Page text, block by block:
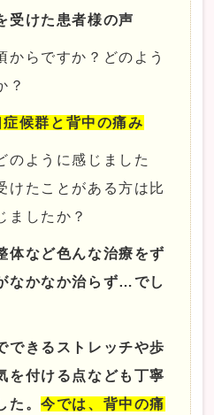
受けた患者様の声
らですか？どのよう
？
症候群と背中の痛み
ように感じました
けたことがある方は比
ましたか？
体など色んな治療をず
なかなか治らず…でし
できるストレッチや歩
を付ける点なども丁寧
た。今では、背中の痛